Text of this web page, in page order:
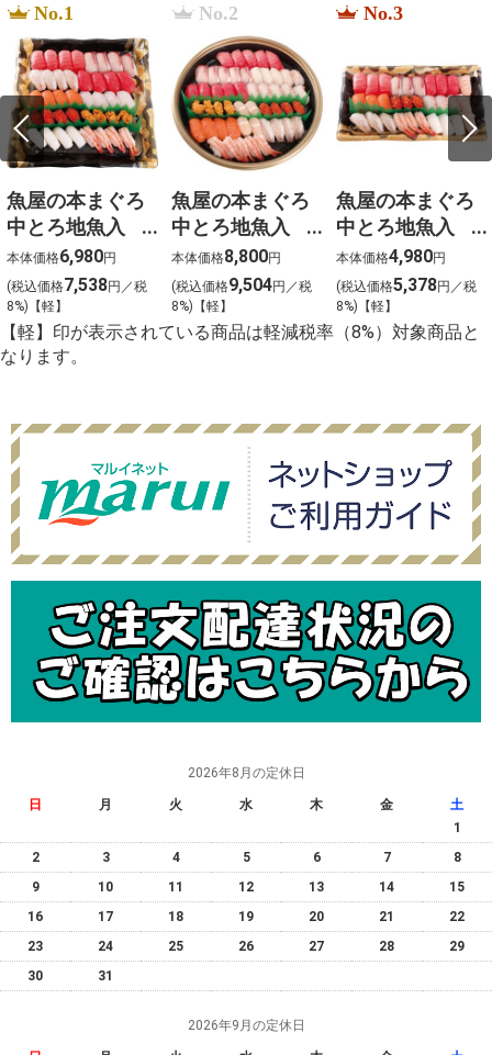
No.1
魚屋の本まぐろ
中とろ地魚入
上生寿司 宴
（うたげ）わさ
び抜き【g-2】
本体価格6,980円
(税込価格7,538円／税
8%)【軽】
No.2
魚屋の本まぐろ
中とろ地魚入
上生寿司 寿
（ことぶき）わ
さび抜き【g-1】
本体価格8,800円
(税込価格9,504円／税
8%)【軽】
No.3
魚屋の本まぐろ
中とろ地魚入
上生寿司 瑞穂
（みずほ）わさ
び抜き【g-3】
本体価格4,980円
(税込価格5,378円／税
8%)【軽】
【軽】印が表示されている商品は軽減税率（8%）対象商品と
なります。
2026年8月の定休日
日 月 火 水 木 金
土
1
2
3 4 5 6 7
8
9
10 11 12 13 14
15
16
17 18 19 20 21
22
23
24 25 26 27 28
29
30
31
2026年9月の定休日